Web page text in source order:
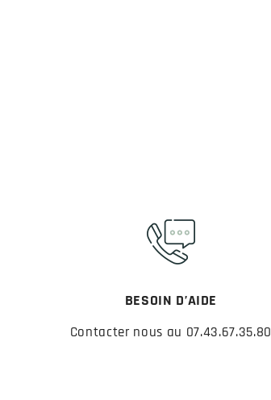
BESOIN D’AIDE
Contacter nous au 07.43.67.35.80